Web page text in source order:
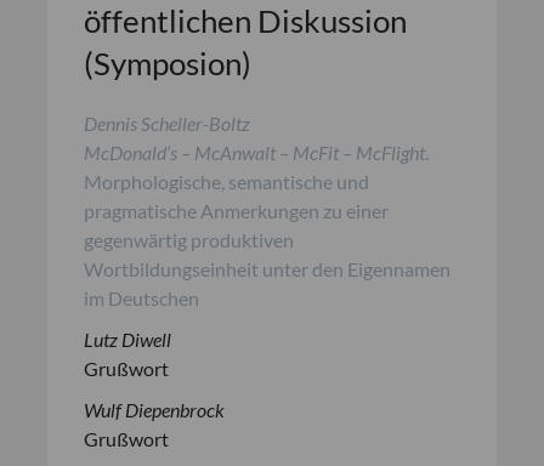
öffentlichen Diskussion
(Symposion)
Dennis Scheller-Boltz
McDonald’s – McAnwalt – McFit – McFlight.
Morphologische, semantische und
pragmatische Anmerkungen zu einer
gegenwärtig produktiven
Wortbildungseinheit unter den Eigennamen
im Deutschen
Lutz Diwell
Grußwort
Wulf Diepenbrock
Grußwort